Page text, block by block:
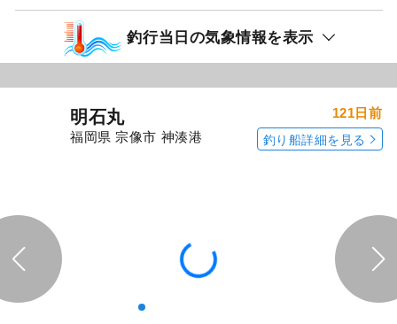
釣行当日の気象情報を表示
明石丸
福岡県 宗像市 神湊港
121日前
釣り船詳細を見る